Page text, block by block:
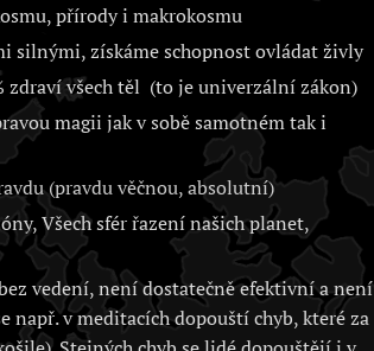
přírody i makrokosmu
silnými, získáme schopnost ovládat živly
zdraví všech těl (to je univerzální zákon)
magii jak v sobě samotném tak i
(pravdu věčnou, absolutní)
Všech sfér řazení našich planet,
vedení, není dostatečně efektivní a není
např. v meditacích dopouští chyb, které za